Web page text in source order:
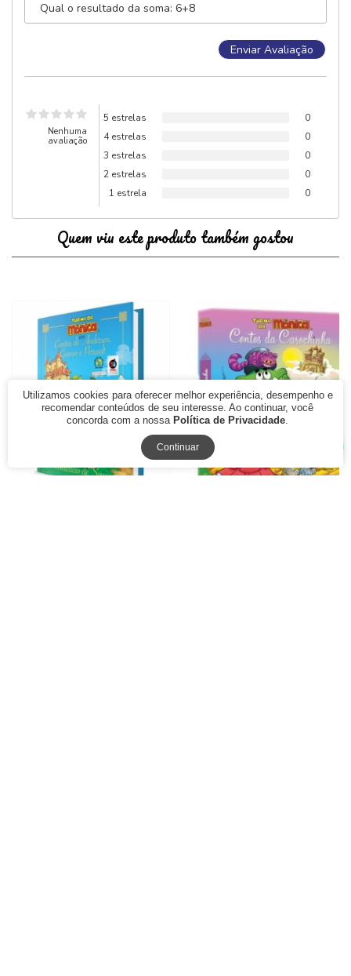
Nenhuma
avaliação
5 estrelas
0
4 estrelas
0
3 estrelas
0
2 estrelas
0
1 estrela
0
Quem viu este produto também gostou
Utilizamos cookies para oferecer melhor experiência, desempenho e
recomendar conteúdos de seu interesse. Ao continuar, você
concorda com a nossa Política de Privacidade.
Continuar